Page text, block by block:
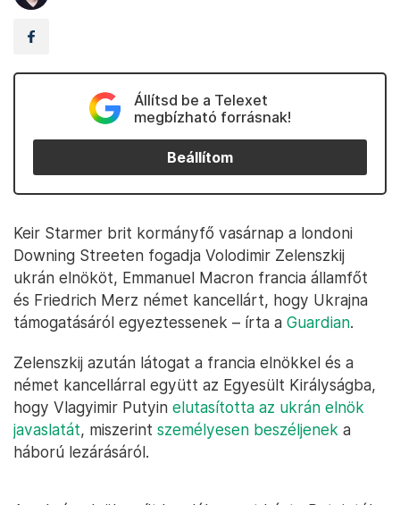
Állítsd be a Telexet
megbízható forrásnak!
Beállítom
Keir Starmer brit kormányfő vasárnap a londoni
Downing Streeten fogadja Volodimir Zelenszkij
ukrán elnököt, Emmanuel Macron francia államfőt
és Friedrich Merz német kancellárt, hogy Ukrajna
támogatásáról egyeztessenek – írta a Guardian.
Zelenszkij azután látogat a francia elnökkel és a
német kancellárral együtt az Egyesült Királyságba,
hogy Vlagyimir Putyin elutasította az ukrán elnök
javaslatát, miszerint személyesen beszéljenek a
háború lezárásáról.